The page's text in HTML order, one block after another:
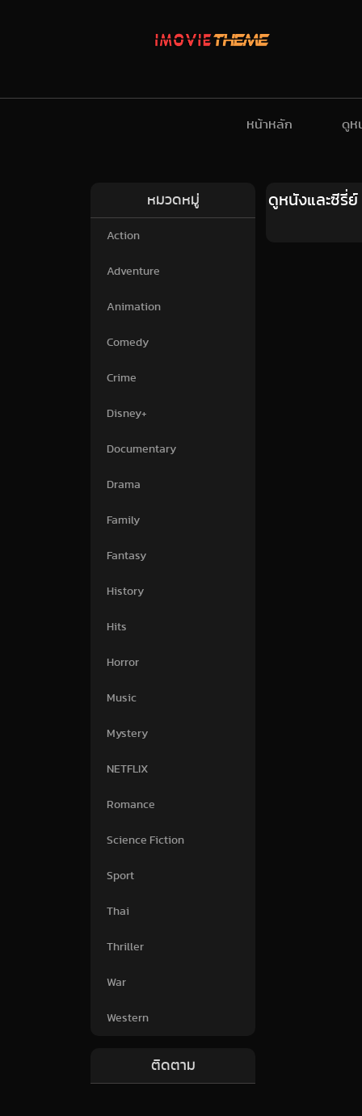
หน้าหลัก ดูห
หมวดหมู่
Action
Adventure
Animation
Comedy
Crime
Disney+
Documentary
Drama
Family
Fantasy
History
Hits
Horror
Music
Mystery
NETFLIX
Romance
Science Fiction
Sport
Thai
Thriller
War
Western
ติดตาม
ดูหนังและซีรี่